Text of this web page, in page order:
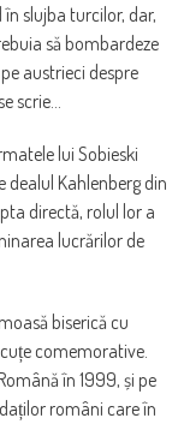
slujba turcilor, dar,
să bombardeze
austrieci despre
scrie…
lui Sobieski
dealul Kahlenberg din
directă, rolul lor a
lucrărilor de
biserică cu
comemorative.
în 1999, și pe
români care în